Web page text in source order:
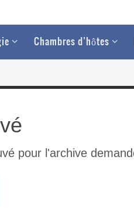
Chambres d’hôtes
pour l'archive